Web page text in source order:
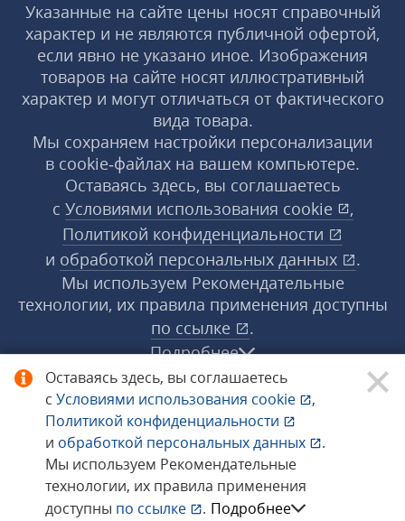
Оставаясь здесь, вы соглашаетесь
с Условиями использования cookie
,
Политикой конфиденциальности
и обработкой персональных данных
.
Мы используем Рекомендательные
технологии, их правила применения
доступны по ссылке . Подробнее
Указанные на сайте цены носят справочный
характер и не являются публичной офертой,
если явно не указано иное. Изображения
товаров на сайте носят иллюстративный
характер и могут отличаться от фактического
вида товара.
Мы сохраняем настройки персонализации
в cookie‑файлах на вашем компьютере.
Оставаясь здесь, вы соглашаетесь
с Условиями использования cookie
,
Политикой конфиденциальности
и обработкой персональных данных
.
Мы используем Рекомендательные
технологии, их правила применения доступны
по ссылке
.
Подробнее
© 1998−2026 «1С‑Рарус» ®. Все права
защищены.
Сообщить об ошибке